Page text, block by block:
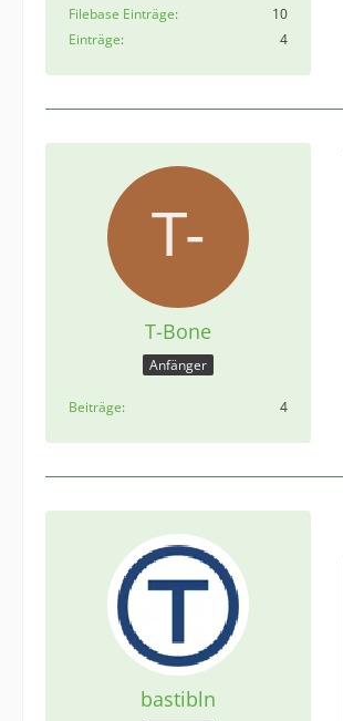
Filebase Einträge
10
Einträge
4
T-Bone
Anfänger
Beiträge 4
bastibln